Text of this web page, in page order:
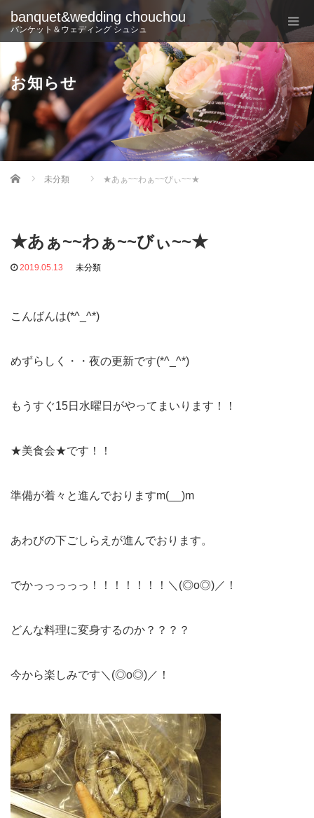
banquet&wedding chouchou
バンケット＆ウェディング シュシュ
お知らせ
Home 未分類 ★あぁ~~わぁ~~びぃ~~★
★あぁ~~わぁ~~びぃ~~★
2019.05.13 未分類
こんばんは(*^_^*)
めずらしく・・夜の更新です(*^_^*)
もうすぐ15日水曜日がやってまいります！！
★美食会★です！！
準備が着々と進んでおりますm(__)m
あわびの下ごしらえが進んでおります。
でかっっっっっ！！！！！！！＼(◎o◎)／！
どんな料理に変身するのか？？？？
今から楽しみです＼(◎o◎)／！